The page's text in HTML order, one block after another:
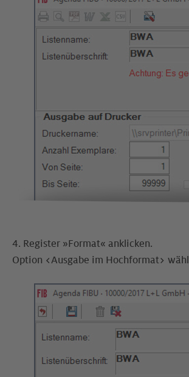
4. Register »Format« anklicken.
Option <Ausgabe im Hochformat>